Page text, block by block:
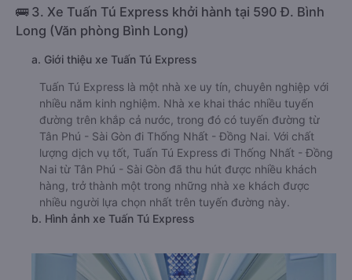
🚌 3. Xe Tuấn Tú Express khởi hành tại 590 Đ. Bình
Long (Văn phòng Bình Long)
a. Giới thiệu xe Tuấn Tú Express
Tuấn Tú Express là một nhà xe uy tín, chuyên nghiệp với
nhiều năm kinh nghiệm. Nhà xe khai thác nhiều tuyến
đường trên khắp cả nước, trong đó có tuyến đường từ
Tân Phú - Sài Gòn đi Thống Nhất - Đồng Nai. Với chất
lượng dịch vụ tốt, Tuấn Tú Express đi Thống Nhất - Đồng
Nai từ Tân Phú - Sài Gòn đã thu hút được nhiều khách
hàng, trở thành một trong những nhà xe khách được
nhiều người lựa chọn nhất trên tuyến đường này.
b. Hình ảnh xe Tuấn Tú Express